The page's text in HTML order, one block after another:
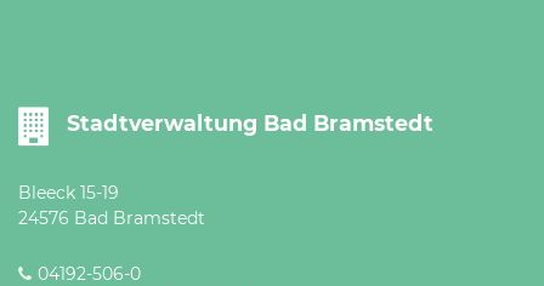
Stadtverwaltung Bad Bramstedt
Bleeck 15-19
24576 Bad Bramstedt
04192-506-0